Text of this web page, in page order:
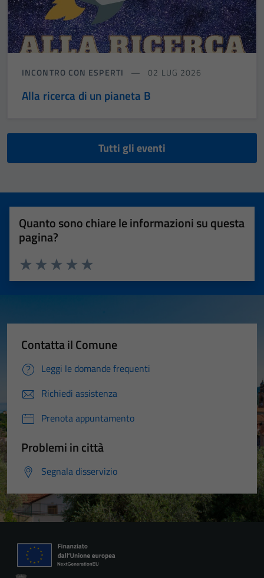
INCONTRO CON ESPERTI 02 LUG 2026
Alla ricerca di un pianeta B
Tutti gli eventi
Quanto sono chiare le informazioni su questa
pagina?
Valuta 5 stelle su 5
Valuta 4 stelle su 5
Valuta 3 stelle su 5
Valuta 2 stelle su 5
Valuta 1 stelle su 5
Contatta il Comune
Leggi le domande frequenti
Richiedi assistenza
Prenota appuntamento
Problemi in città
Segnala disservizio